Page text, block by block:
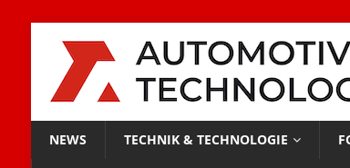
NEWS TECHNIK & TECHNOLOGIE